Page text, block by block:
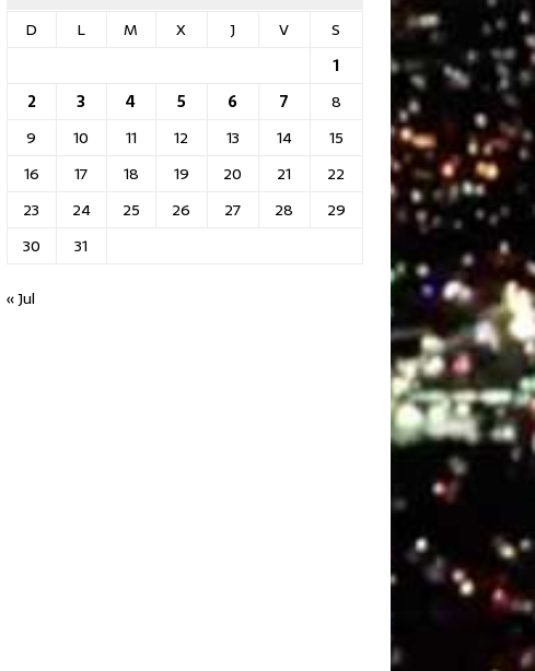
D
L M X J V
S
1
2
3 4 5 6 7
8
9
10 11 12 13 14
15
16
17 18 19 20 21
22
23
24 25 26 27 28
29
30
31
« Jul